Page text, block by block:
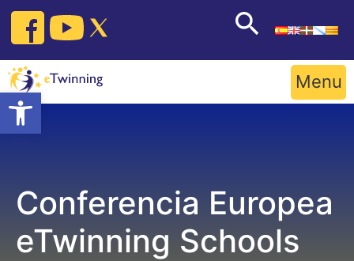
Open toolbar
Skip
content
Menu
Conferencia Europea
eTwinning Schools